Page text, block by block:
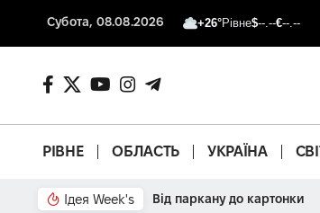
Субота, 08.08.2026 +26°Рівне$--.--€--.--
РІВНЕ ОБЛАСТЬ УКРАЇНА
Ідея Week's Від паркану до картонки